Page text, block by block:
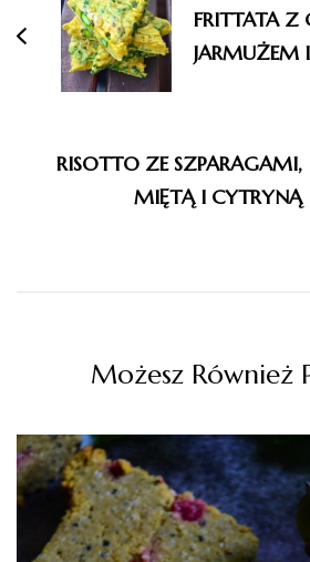
FRITTATA Z
JARMUŻEM
RISOTTO ZE SZPARAGAMI,
MIĘTĄ I CYTRYNĄ
Możesz Również